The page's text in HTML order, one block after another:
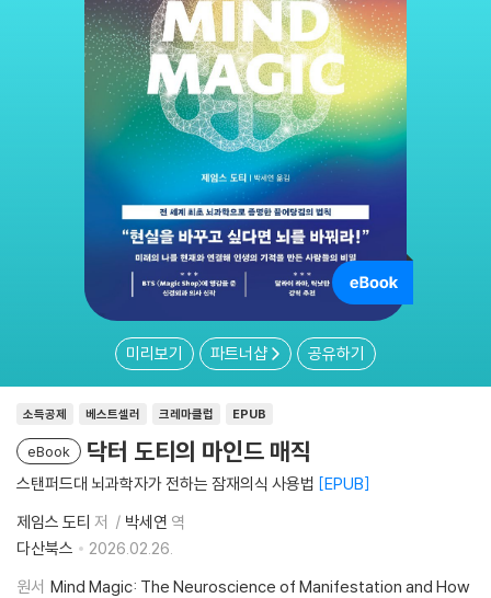
미리보기 파트너샵 공유하기
소득공제 베스트셀러 크레마클럽 EPUB
eBook 닥터 도티의 마인드 매직
스탠퍼드대 뇌과학자가 전하는 잠재의식 사용법 EPUB
제임스 도티 저 박세연 역
다산북스
2026.02.26.
원서 Mind Magic: The Neuroscience of Manifestation and How